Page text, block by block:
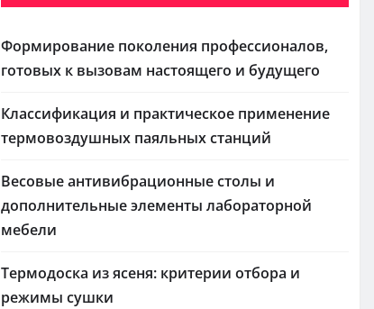
Формирование поколения профессионалов,
готовых к вызовам настоящего и будущего
Классификация и практическое применение
термовоздушных паяльных станций
Весовые антивибрационные столы и
дополнительные элементы лабораторной
мебели
Термодоска из ясеня: критерии отбора и
режимы сушки